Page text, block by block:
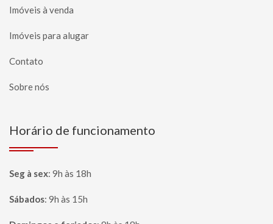
Imóveis à venda
Imóveis para alugar
Contato
Sobre nós
Horário de funcionamento
Seg à sex: 9h às 18h
Sábados: 9h às 15h